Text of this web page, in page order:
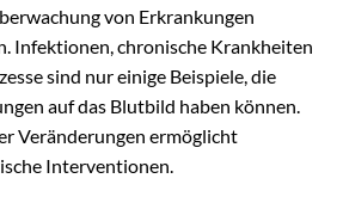
von Erkrankungen
Infektionen, chronische Krankheiten
sind nur einige Beispiele, die
auf das Blutbild haben können.
Veränderungen ermöglicht
Interventionen.